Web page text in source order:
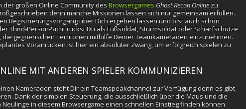
der großen Online Community des Browsergames Ghost Recon Online zu
denn manche Missionen lassen sich nur gemeinsam erfüllen.
Registrierungsvorgang über Dich ergehen lassen und bist auch schon
Third-Person-Sicht rückst Du als Fußsoldat, Sturmsoldat oder Scharfschütze
gegnerischen Territorien mithilfe Deiner Teamkameraden einzunehmen.
Voranrücken ist hier ein absoluter Zwang, um erfolgreich spielen zu
MIT ANDEREN SPIELER KOMMUNIZIEREN
Kameraden steht Dir ein Teamspeakchannel zur Verfügung denn es gibt
Dank der simplen Steuerung, die ausschließlich über die Maus und die
in diesem Browsergame einen schnellen Einstieg finden können.